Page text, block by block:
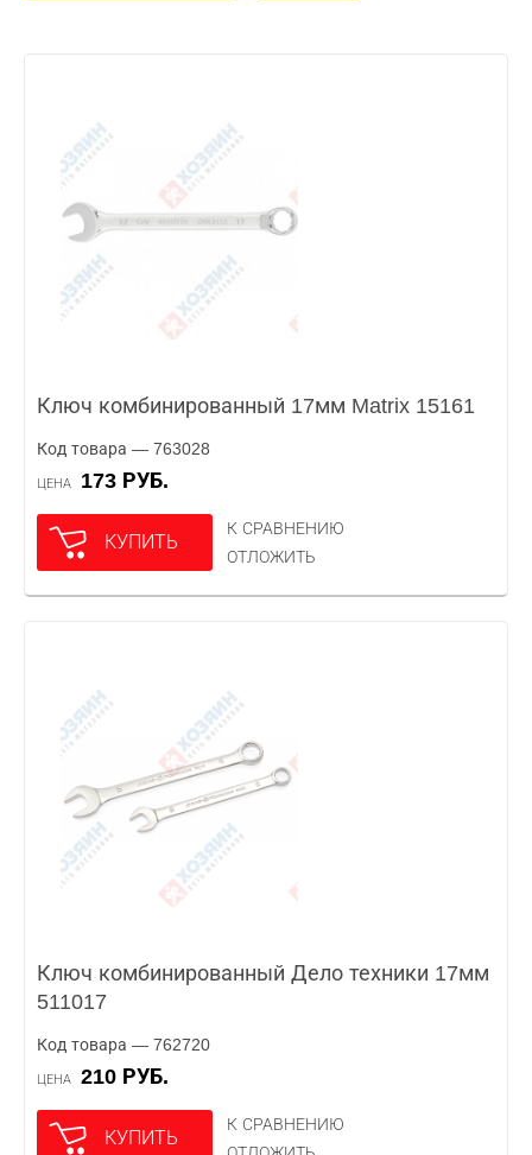
Ключ комбинированный 17мм Matrix 15161
Код товара — 763028
ЦЕНА 173 РУБ.
КУПИТЬ
К СРАВНЕНИЮ
ОТЛОЖИТЬ
Ключ комбинированный Дело техники 17мм
511017
Код товара — 762720
ЦЕНА 210 РУБ.
КУПИТЬ
К СРАВНЕНИЮ